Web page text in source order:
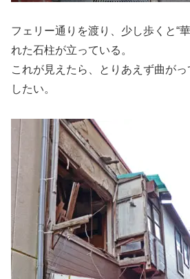
フェリー通りを渡り、少し歩くと“
れた石柱が立っている。
これが見えたら、とりあえず曲が
したい。